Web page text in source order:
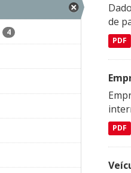
4
de
PDF
PDF